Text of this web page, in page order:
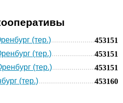
(тер.)
453151
(тер.)
453151
(тер.)
453151
(тер.)
453160